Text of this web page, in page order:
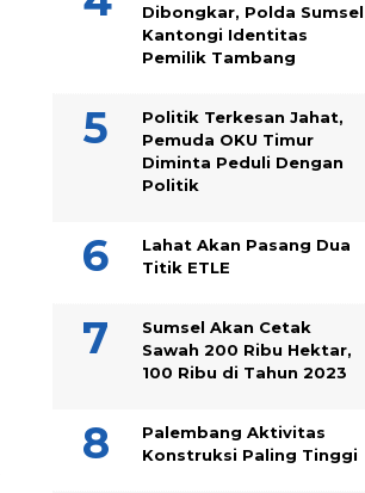
Dibongkar, Polda Sumsel
Kantongi Identitas
Pemilik Tambang
Politik Terkesan Jahat,
Pemuda OKU Timur
Diminta Peduli Dengan
Politik
Lahat Akan Pasang Dua
Titik ETLE
Sumsel Akan Cetak
Sawah 200 Ribu Hektar,
100 Ribu di Tahun 2023
Palembang Aktivitas
Konstruksi Paling Tinggi